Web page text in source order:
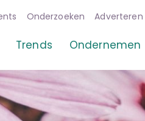
Onderzoeken Adverteren
Trends Ondernemen